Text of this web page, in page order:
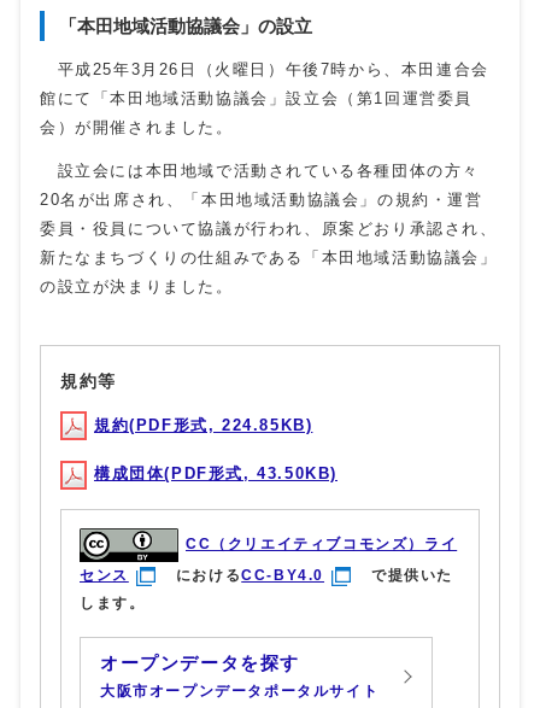
「本田地域活動協議会」の設立
平成25年3月26日（火曜日）午後7時から、本田連合会
館にて「本田地域活動協議会」設立会（第1回運営委員
会）が開催されました。
設立会には本田地域で活動されている各種団体の方々
20名が出席され、「本田地域活動協議会」の規約・運営
委員・役員について協議が行われ、原案どおり承認され、
新たなまちづくりの仕組みである「本田地域活動協議会」
の設立が決まりました。
規約等
規約(PDF形式, 224.85KB)
構成団体(PDF形式, 43.50KB)
CC（クリエイティブコモンズ）ライ
センス
におけるCC-BY4.0
で提供いた
します。
オープンデータを探す
大阪市オープンデータポータルサイト